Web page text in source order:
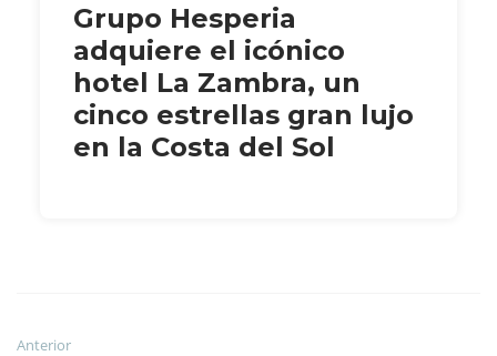
Grupo Hesperia
adquiere el icónico
hotel La Zambra, un
cinco estrellas gran lujo
en la Costa del Sol
Anterior